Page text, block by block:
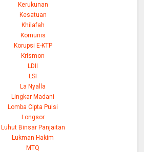
Kerukunan
Kesatuan
Khilafah
Komunis
Korupsi E-KTP
Krismon
LDII
LSI
La Nyalla
Lingkar Madani
Lomba Cipta Puisi
Longsor
Luhut Binsar Panjaitan
Lukman Hakim
MTQ